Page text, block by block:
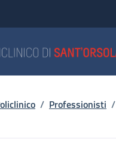
principale
di pane
/ Professionisti /